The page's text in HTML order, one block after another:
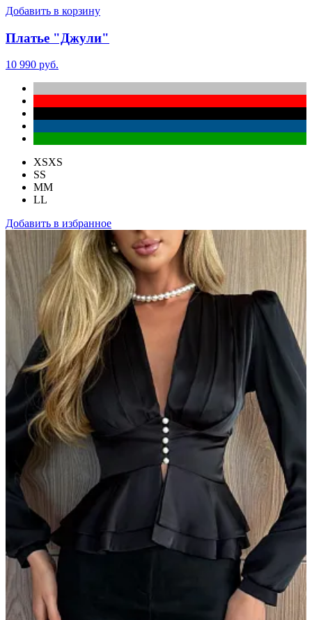
Добавить в корзину
Платье "Джули"
10 990 руб.
XSXS
SS
MM
LL
Добавить в избранное